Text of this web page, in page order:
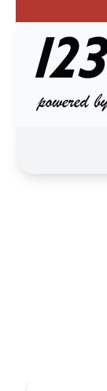
123ignition